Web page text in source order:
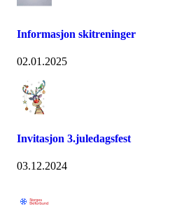
Informasjon skitreninger
02.01.2025
Invitasjon 3.juledagsfest
03.12.2024